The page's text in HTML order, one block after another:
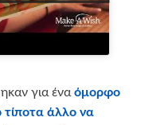
για έναόμορφο
τίποτα άλλο να